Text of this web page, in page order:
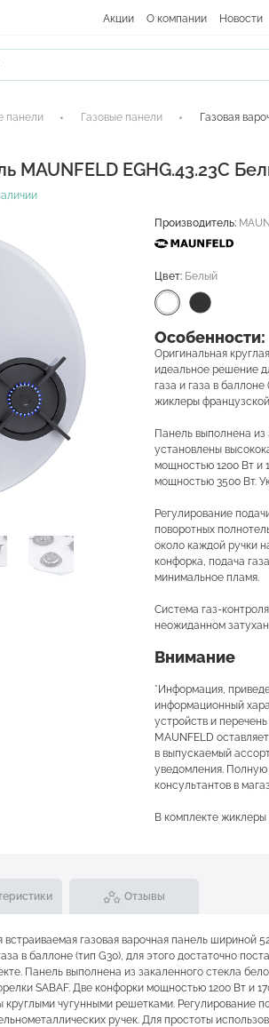
Акции О компании Новости
панели Газовые панели Газовая
MAUNFELD EGHG.43.23C
Производитель:
Цвет: Белый
Особенности:
Оригинальная
идеальное решение
газа и газа в
жиклеры
Панель выполнена из
установлены
мощностью 1200 Вт и
мощностью 3500 Вт.
Регулирование
поворотных
около каждой ручки
конфорка, подача
минимальное пламя.
Система газ-
неожиданном
Внимание
*Информация,
информационный
устройств и
MAUNFELD
в выпускаемый
уведомления.
консультантов в
В комплекте жиклеры
Отзывы
встраиваемая газовая варочная панель
в баллоне (тип G30), для этого достаточно
Панель выполнена из закаленного стекла
SABAF. Две конфорки мощностью 1200 Вт
чугунными решетками. Регулирование
ручек. Для простоты